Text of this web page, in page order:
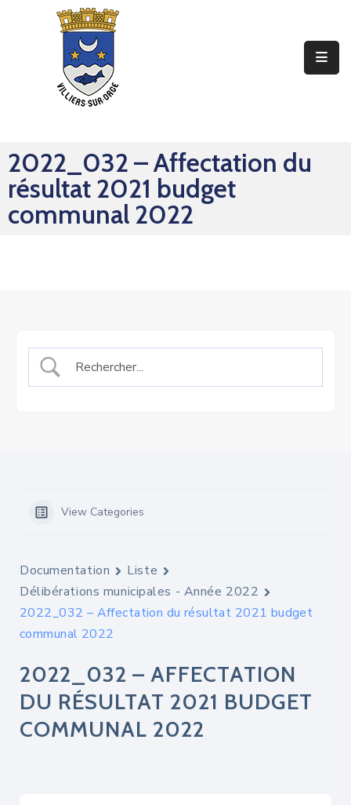
Mes
Sorties
2022_032 – Affectation du
résultat 2021 budget
communal 2022
View Categories
Documentation
Liste
Délibérations municipales - Année 2022
2022_032 – Affectation du résultat 2021 budget
communal 2022
2022_032 – AFFECTATION
DU RÉSULTAT 2021 BUDGET
COMMUNAL 2022